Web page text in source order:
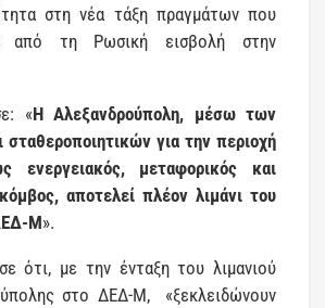
στη νέα τάξη πραγμάτων που
από τη Ρωσική εισβολή στην
«Η Αλεξανδρούπολη, μέσω των
για την περιοχή
μεταφορικός και
αποτελεί πλέον λιμάνι του
Μ».
ότι, με την ένταξη του λιμανιού
στο ΔΕΔ-Μ, «ξεκλειδώνουν